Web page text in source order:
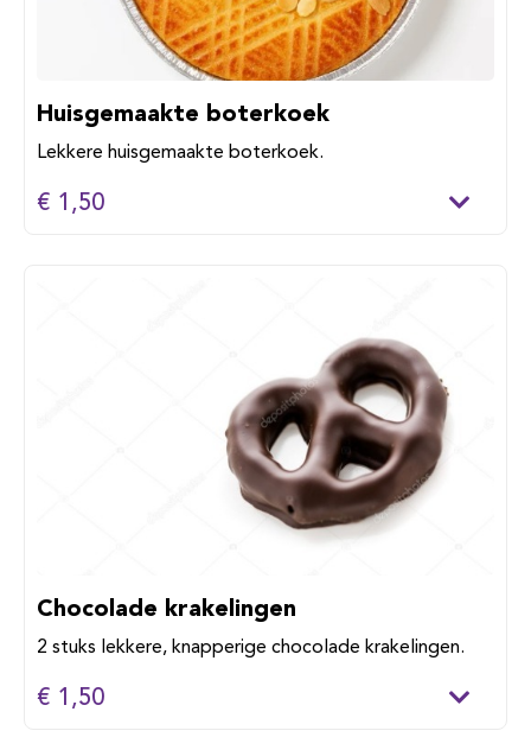
Huisgemaakte boterkoek
Lekkere huisgemaakte boterkoek.
€ 1,50
Chocolade krakelingen
2 stuks lekkere, knapperige chocolade krakelingen.
€ 1,50